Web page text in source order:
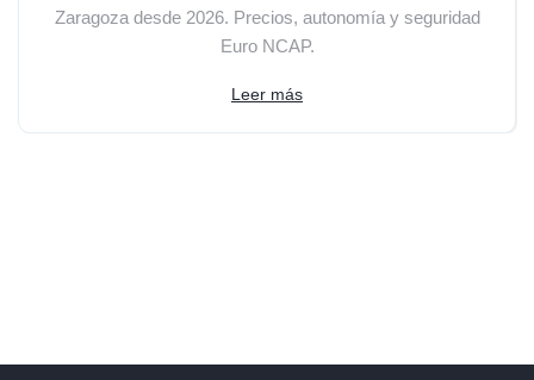
Zaragoza desde 2026. Precios, autonomía y seguridad
Euro NCAP.
Leer más